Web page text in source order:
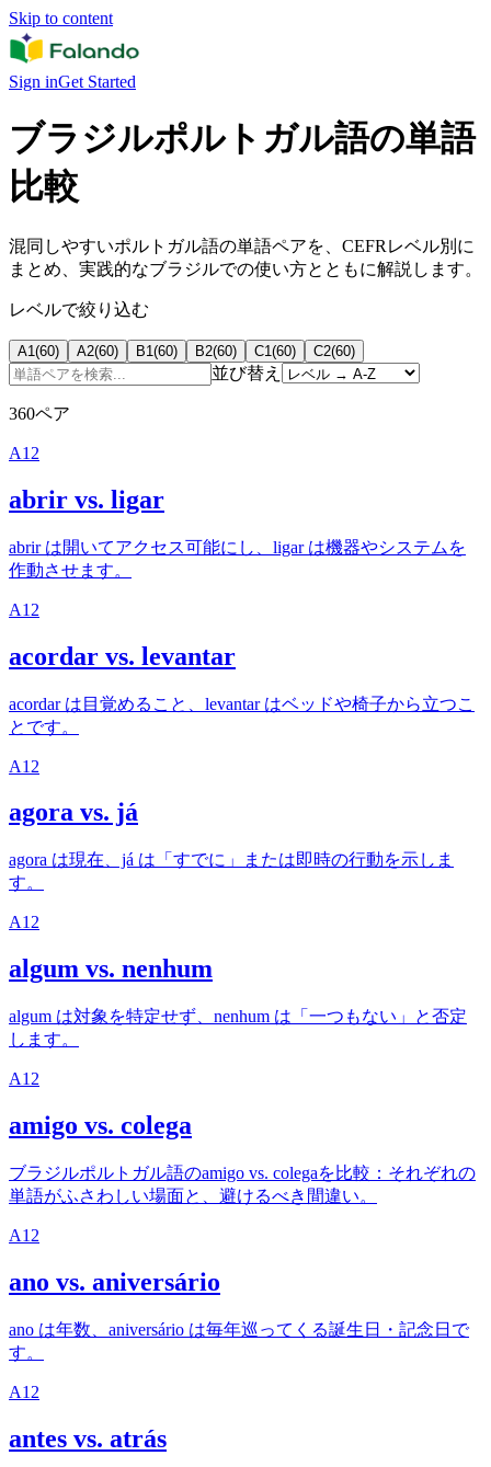
Skip to content
Sign inGet Started
ブラジルポルトガル語の単語
比較
混同しやすいポルトガル語の単語ペアを、CEFRレベル別に
まとめ、実践的なブラジルでの使い方とともに解説します。
レベルで絞り込む
A1 (60) A2(60) B1 (60) B2(60) C1 (60) C2(60)
並び替え
360ペア
A1 2
abrir vs. ligar
abrir は開いてアクセス可能にし、ligar は機器やシステムを
作動させます。
A1 2
acordar vs. levantar
acordar は目覚めること、levantar はベッドや椅子から立つこ
とです。
A1 2
agora vs. já
agora は現在、já は「すでに」または即時の行動を示しま
す。
A1 2
algum vs. nenhum
algum は対象を特定せず、nenhum は「一つもない」と否定
します。
A1 2
amigo vs. colega
ブラジルポルトガル語のamigo vs. colegaを比較：それぞれの
単語がふさわしい場面と、避けるべき間違い。
A1 2
ano vs. aniversário
ano は年数、aniversário は毎年巡ってくる誕生日・記念日で
す。
A1 2
antes vs. atrás